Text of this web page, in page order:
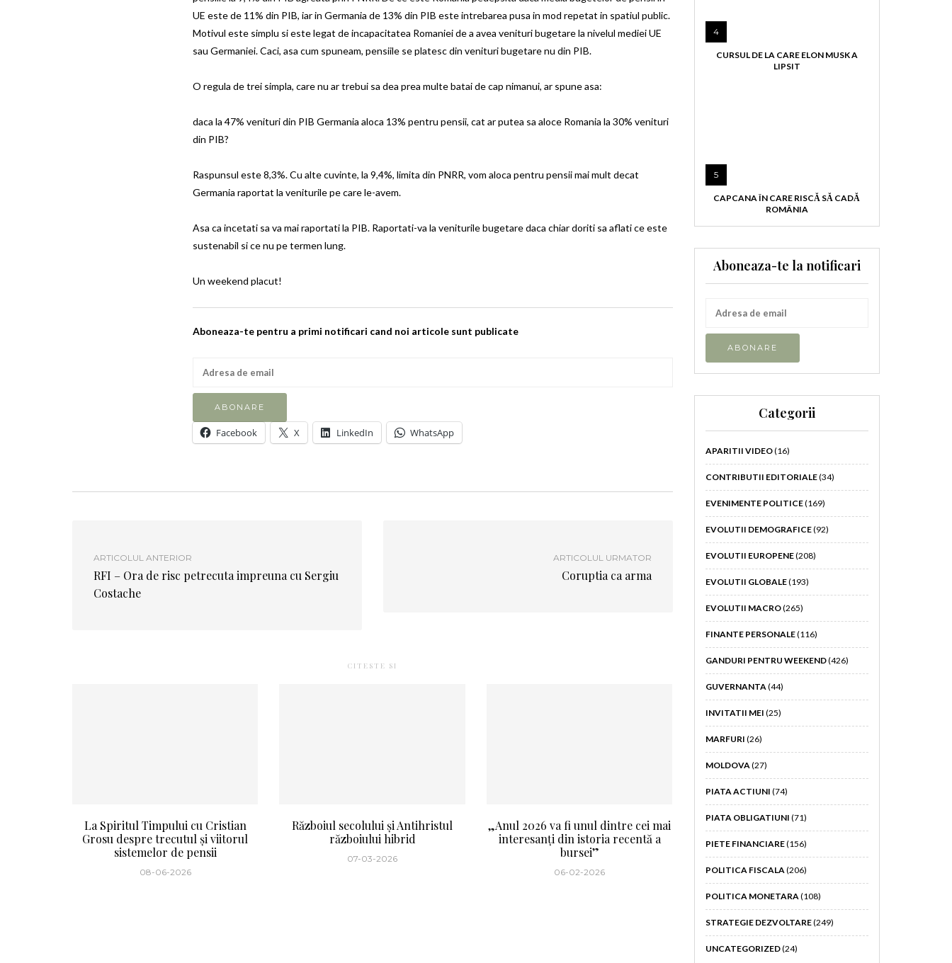
UE este de 11% din PIB, iar in Germania de 13% din PIB este intrebarea pusa in mod repetat in spatiul public.
Motivul este simplu si este legat de incapacitatea Romaniei de a avea venituri bugetare la nivelul mediei UE
sau Germaniei. Caci, asa cum spuneam, pensiile se platesc din venituri bugetare nu din PIB.
O regula de trei simpla, care nu ar trebui sa dea prea multe batai de cap nimanui, ar spune asa:
daca la 47% venituri din PIB Germania aloca 13% pentru pensii, cat ar putea sa aloce Romania la 30% venituri
din PIB?
Raspunsul este 8,3%. Cu alte cuvinte, la 9,4%, limita din PNRR, vom aloca pentru pensii mai mult decat
Germania raportat la veniturile pe care le-avem.
Asa ca incetati sa va mai raportati la PIB. Raportati-va la veniturile bugetare daca chiar doriti sa aflati ce este
sustenabil si ce nu pe termen lung.
Un weekend placut!
Aboneaza-te pentru a primi notificari cand noi articole sunt publicate
Facebook X LinkedIn WhatsApp
ARTICOLUL ANTERIOR
RFI – Ora de risc petrecuta impreuna cu Sergiu
Costache
ARTICOLUL URMATOR
Coruptia ca arma
CITESTE SI
La Spiritul Timpului cu Cristian
Grosu despre trecutul și viitorul
sistemelor de pensii
08-06-2026
Războiul secolului și Antihristul
războiului hibrid
07-03-2026
„Anul 2026 va fi unul dintre cei mai
interesanți din istoria recentă a
bursei”
06-02-2026
4
CURSUL DE LA CARE ELON MUSK A
LIPSIT
5
CAPCANA ÎN CARE RISCĂ SĂ CADĂ
ROMÂNIA
Aboneaza-te la notificari
Categorii
APARITII VIDEO(16)
CONTRIBUTII EDITORIALE(34)
EVENIMENTE POLITICE(169)
EVOLUTII DEMOGRAFICE(92)
EVOLUTII EUROPENE(208)
EVOLUTII GLOBALE(193)
EVOLUTII MACRO(265)
FINANTE PERSONALE(116)
GANDURI PENTRU WEEKEND(426)
GUVERNANTA(44)
INVITATII MEI (25)
MARFURI (26)
MOLDOVA(27)
PIATA ACTIUNI (74)
PIATA OBLIGATIUNI (71)
PIETE FINANCIARE(156)
POLITICA FISCALA(206)
POLITICA MONETARA(108)
STRATEGIE DEZVOLTARE(249)
UNCATEGORIZED(24)